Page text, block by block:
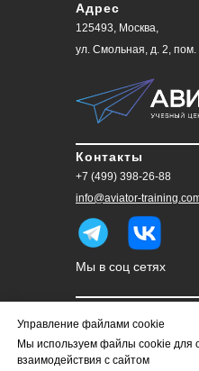
Управление файлами cookie
Мы используем файлы cookie для
взаимодействия с сайтом
Адрес
125493, Москва,
ул. Смольная, д. 2, пом.
Контакты
+7 (499) 398-26-88
info@aviator-
Мы в соц сетях
НАПИШИТЕ